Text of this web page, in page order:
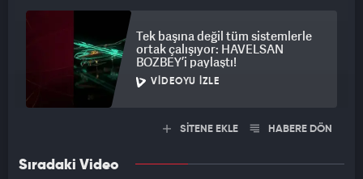
Tek başına değil tüm sistemlerle
ortak çalışıyor: HAVELSAN
BOZBEY’i paylaştı!
VIDEOYU İZLE
SİTENE EKLE HABERE DÖN
Sıradaki Video